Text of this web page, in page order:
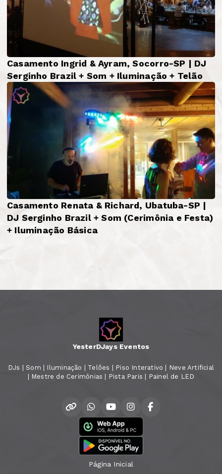
Casamento Ingrid & Ayram, Socorro-SP | DJ
Serginho Brazil + Som + Iluminação + Telão
Casamento Renata & Richard, Ubatuba-SP |
DJ Serginho Brazil + Som (Cerimônia e Festa)
+ Iluminação Básica
YesterDJays Eventos
DJs | Som | Iluminação | Telões | Piso Interativo | Neve Artificial
| Mestre de Cerimônias | Pista Paris | Painel de LED
Página Inicial